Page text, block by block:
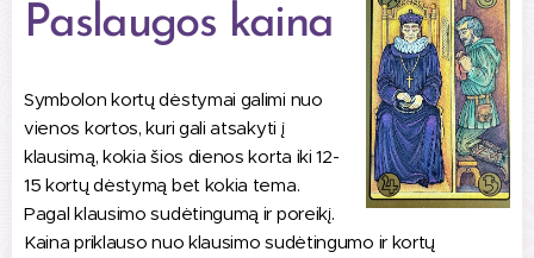
Paslaugos kaina
Symbolon kortų dėstymai galimi nuo
vienos kortos, kuri gali atsakyti į
klausimą, kokia šios dienos korta iki 12-
15 kortų dėstymą bet kokia tema.
Pagal klausimo sudėtingumą ir poreikį.
Kaina priklauso nuo klausimo sudėtingumo ir kortų